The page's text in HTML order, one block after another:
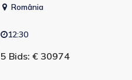
România
12:30
5 Bids: € 30974